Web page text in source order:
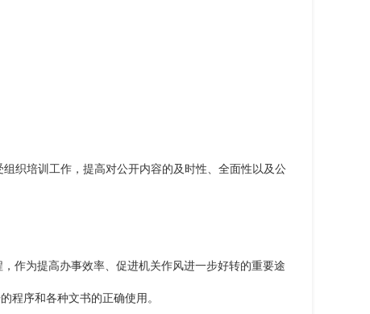
织培训工作，提高对公开内容的及时性、全面性以及公
作为提高办事效率、促进机关作风进一步好转的重要途
程序和各种文书的正确使用。